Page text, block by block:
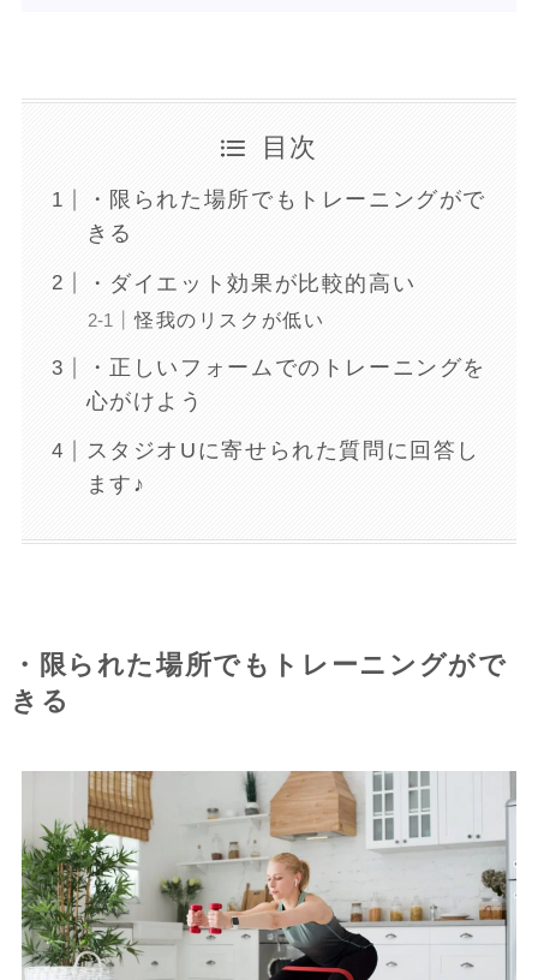
目次
・限られた場所でもトレーニングがで
きる
・ダイエット効果が比較的高い
怪我のリスクが低い
・正しいフォームでのトレーニングを
心がけよう
スタジオUに寄せられた質問に回答し
ます♪
・限られた場所でもトレーニングがで
きる